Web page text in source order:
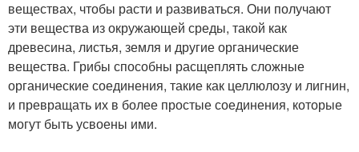
веществах, чтобы расти и развиваться. Они получают
эти вещества из окружающей среды, такой как
древесина, листья, земля и другие органические
вещества. Грибы способны расщеплять сложные
органические соединения, такие как целлюлозу и лигнин,
и превращать их в более простые соединения, которые
могут быть усвоены ими.